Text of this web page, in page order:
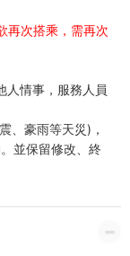
再次搭乘，需再次
人情事，服務人員
、豪雨等天災)，
並保留修改、終